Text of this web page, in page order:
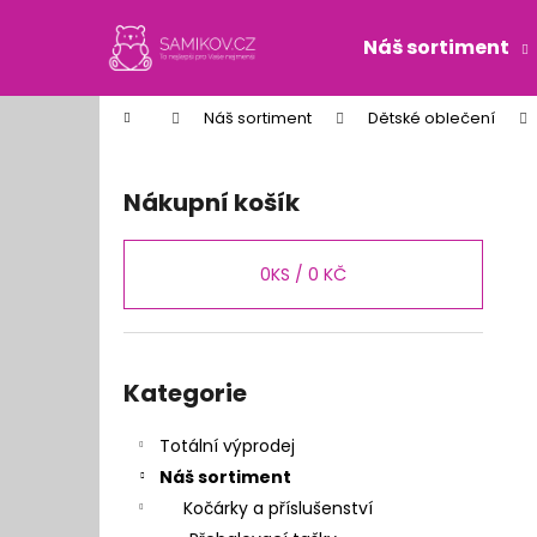
Náš sortiment
Domů Náš sortiment Dětské oblečení
Nákupní košík
0KS / 0 KČ
kategorie
Kategorie
Totální výprodej
Náš sortiment
Kočárky a příslušenství
í
Zpět
do
Zpět
do